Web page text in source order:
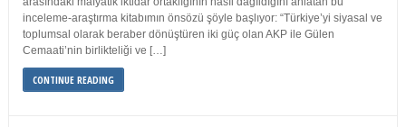
inceleme-araştırma kitabımın önsözü şöyle başlıyor: “Türkiye’yi siyasal ve
toplumsal olarak beraber dönüştüren iki güç olan AKP ile Gülen
Cemaati’nin birlikteliği ve […]
CONTINUE READING